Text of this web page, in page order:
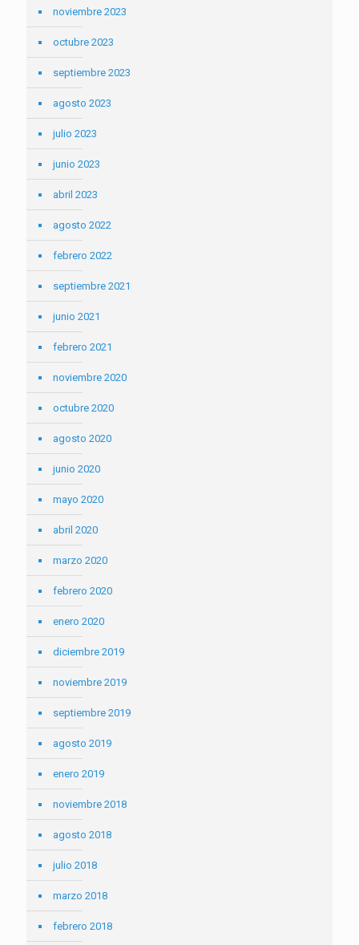
noviembre 2023
octubre 2023
septiembre 2023
agosto 2023
julio 2023
junio 2023
abril 2023
agosto 2022
febrero 2022
septiembre 2021
junio 2021
febrero 2021
noviembre 2020
octubre 2020
agosto 2020
junio 2020
mayo 2020
abril 2020
marzo 2020
febrero 2020
enero 2020
diciembre 2019
noviembre 2019
septiembre 2019
agosto 2019
enero 2019
noviembre 2018
agosto 2018
julio 2018
marzo 2018
febrero 2018